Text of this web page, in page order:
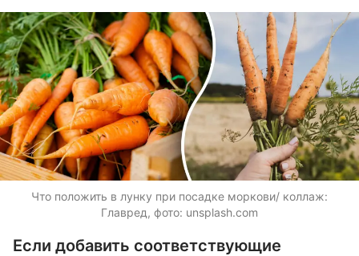
Что положить в лунку при посадке моркови/ коллаж:
Главред, фото: unsplash.com
Если добавить соответствующие